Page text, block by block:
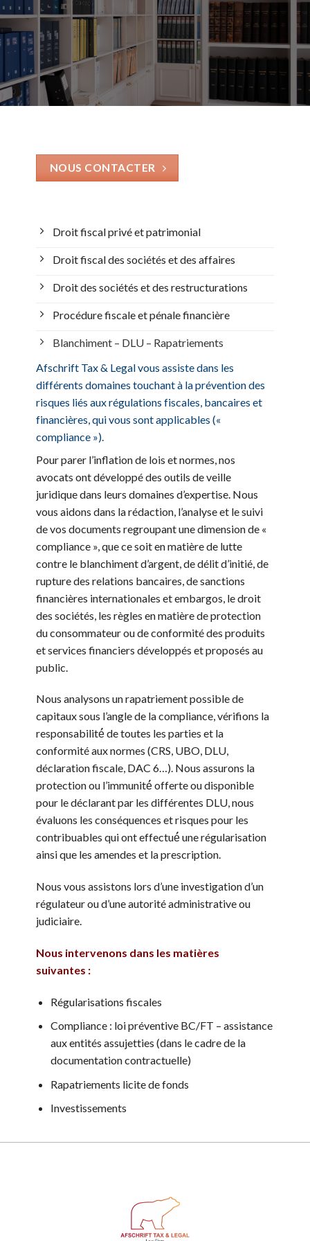
NOUS CONTACTER
Droit fiscal privé et patrimonial
Droit fiscal des sociétés et des affaires
Droit des sociétés et des restructurations
Procédure fiscale et pénale financière
Blanchiment – DLU – Rapatriements
Afschrift Tax & Legal vous assiste dans les
différents domaines touchant à la prévention des
risques liés aux régulations fiscales, bancaires et
financières, qui vous sont applicables («
compliance »).
Pour parer l’inflation de lois et normes, nos
avocats ont développé des outils de veille
juridique dans leurs domaines d’expertise. Nous
vous aidons dans la rédaction, l’analyse et le suivi
de vos documents regroupant une dimension de «
compliance », que ce soit en matière de lutte
contre le blanchiment d’argent, de délit d’initié, de
rupture des relations bancaires, de sanctions
financières internationales et embargos, le droit
des sociétés, les règles en matière de protection
du consommateur ou de conformité des produits
et services financiers développés et proposés au
public.
Nous analysons un rapatriement possible de
capitaux sous l’angle de la compliance, vérifions la
responsabilité́ de toutes les parties et la
conformité aux normes (CRS, UBO, DLU,
déclaration fiscale, DAC 6…). Nous assurons la
protection ou l’immunité́ offerte ou disponible
pour le déclarant par les différentes DLU, nous
évaluons les conséquences et risques pour les
contribuables qui ont effectué́ une régularisation
ainsi que les amendes et la prescription.
Nous vous assistons lors d’une investigation d’un
régulateur ou d’une autorité administrative ou
judiciaire.
Nous intervenons dans les matières
suivantes :
Régularisations fiscales
Compliance : loi préventive BC/FT – assistance
aux entités assujetties (dans le cadre de la
documentation contractuelle)
Rapatriements licite de fonds
Investissements